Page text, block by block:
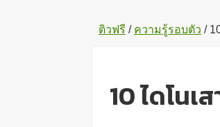
ติวฟรี / ความรู้รอบตัว /
10 ไดโน